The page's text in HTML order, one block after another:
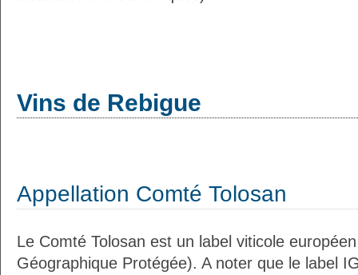
Vins de Rebigue
Appellation Comté Tolosan
Le Comté Tolosan est un label viticole
Géographique Protégée). A noter que le label